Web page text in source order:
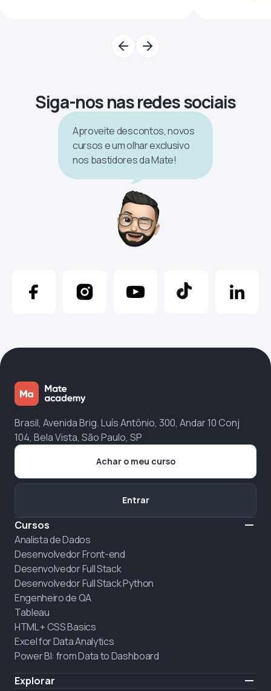
Siga-nos nas redes sociais
Aproveite descontos, novos
cursos e um olhar exclusivo
nos bastidores da Mate!
Brasil, Avenida Brig. Luís Antônio, 300, Andar 10 Conj
104, Bela Vista, São Paulo, SP
Cursos
Analista de Dados
Desenvolvedor Front-end
Desenvolvedor Full Stack
Desenvolvedor Full Stack Python
Engenheiro de QA
Tableau
HTML + CSS Basics
Excel for Data Analytics
Power BI: from Data to Dashboard
Explorar
Achar o meu curso
Entrar